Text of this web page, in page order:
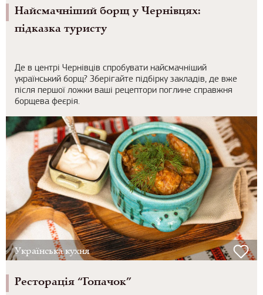
Найсмачніший борщ у Чернівцях:
підказка туристу
Де в центрі Чернівців спробувати найсмачніший
український борщ? Зберігайте підбірку закладів, де вже
після першої ложки ваші рецептори поглине справжня
борщева феєрія.
Українська кухня
Ресторація “Гопачок”